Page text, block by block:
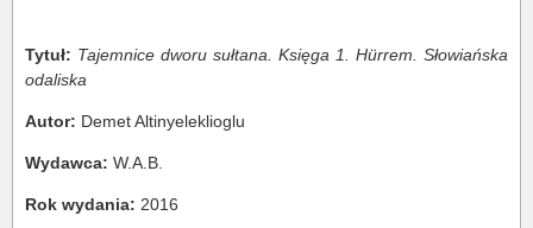
Tytuł: Tajemnice dworu sułtana. Księga 1. Hürrem. Słowiańska
odaliska
Autor: Demet Altinyeleklioglu
Wydawca: W.A.B.
Rok wydania: 2016